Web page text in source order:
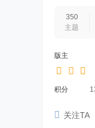
350
主题
版主
积分
关注TA